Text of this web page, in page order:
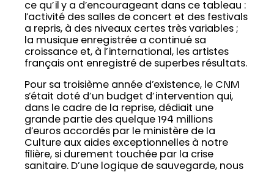
ce qu’il y a d’encourageant dans ce tableau :
l’activité des salles de concert et des festivals
a repris, à des niveaux certes très variables ;
la musique enregistrée a continué sa
croissance et, à l’international, les artistes
français ont enregistré de superbes résultats.
Pour sa troisième année d’existence, le CNM
s’était doté d’un budget d’intervention qui,
dans le cadre de la reprise, dédiait une
grande partie des quelque 194 millions
d’euros accordés par le ministère de la
Culture aux aides exceptionnelles à notre
filière, si durement touchée par la crise
sanitaire. D’une logique de sauvegarde, nous